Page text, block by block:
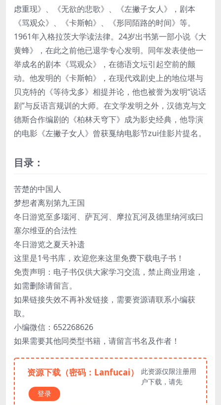
虑重现》、《无欲的悲歌》、《左撇子女人》，剧本
《骂观众》、《卡斯帕》、《形同陌路的时间》等。
1961年入格拉茨大学读法律。24岁出书第一部小说《大
黄蜂》，在此之前他已退学专心发明。同年发表使他一
举成名的剧本《骂观众》，在德语文坛引起空前的颤
动。他发明的《卡斯帕》，在现代戏剧史上的地位堪与
贝克特的《等待戈多》相提并论，他也被誉为发明“说话
剧”与反语言规训的大师。在文学发明之外，汉德克与文
德斯合作编剧的《柏林天穹下》成为影史经典，他导演
的电影《左撇子女人》曾获戛纳电影节zui佳影片提名。
目录：
苦楚的中国人
梦想者离别第九王国
冬日游览至多瑙河、萨瓦河、摩拉瓦河及德里纳河或曰
塞尔维亚的合法性
冬日游览之夏天补遗
这里是1号书库，欢迎您来这里免费下载电子书！
免责声明：电子书仅供大家学习交流，禁止商业用途，
如需删除请留言。
如果链接失效不再补发链接，需要资源请联系小编获
取。
小编微信：652268626
如果需要其他同类型书籍，请留言书名及作者！
资源下载（密码：Lanfucai）
此资源仅限注册用
户下载，请先
登录